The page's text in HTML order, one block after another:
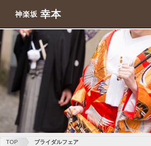
神楽坂 幸本
TOP ブライダルフェア